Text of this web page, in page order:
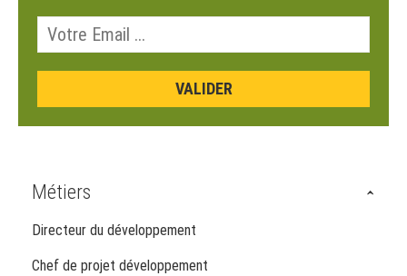
Métiers
Directeur du développement
Chef de projet développement